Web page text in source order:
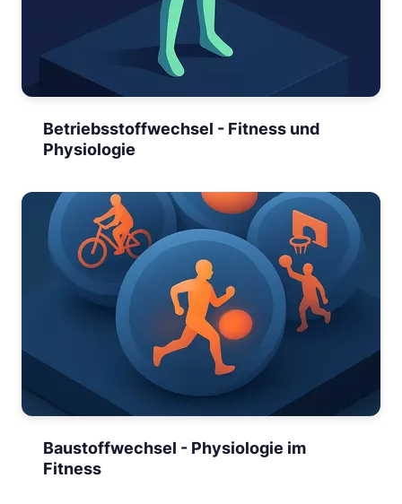
Betriebsstoffwechsel - Fitness und
Physiologie
Baustoffwechsel - Physiologie im
Fitness